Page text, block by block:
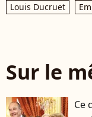
Louis Ducruet
Sur le
Ce